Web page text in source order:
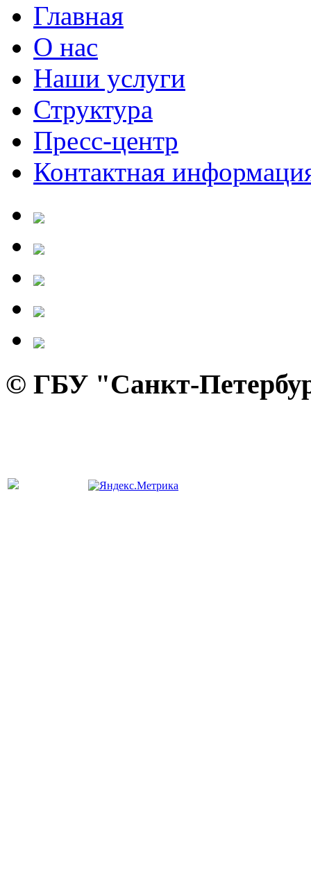
Главная
О нас
Наши услуги
Структура
Пресс-центр
Контактная
© ГБУ "Санкт-